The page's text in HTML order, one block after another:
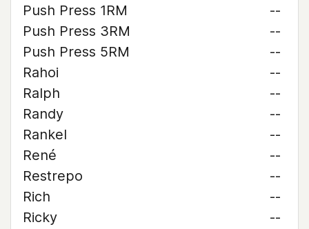
Push Press 1RM
--
Push Press 3RM
--
Push Press 5RM
--
Rahoi
--
Ralph
--
Randy
--
Rankel
--
René
--
Restrepo
--
Rich
--
Ricky
--